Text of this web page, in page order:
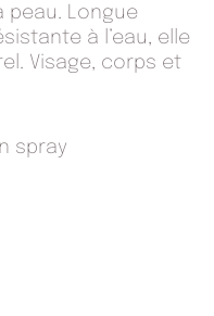
peau. Longue
à l’eau, elle
Visage, corps et
spray